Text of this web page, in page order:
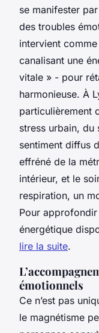
se manifester
des troubles
intervient
canalisant une
vitale » - pour
harmonieuse. À
particulièrement
stress urbain, du
sentiment diffus
effréné de la
intérieur, et le
respiration, un
Pour
énergétique
lire la suite.
émotionnels
Ce n’est pas
le magnétisme